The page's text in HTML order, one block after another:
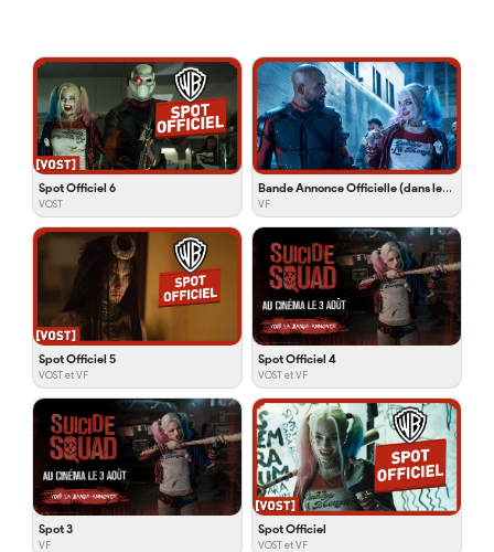
Spot Officiel 6
VOST
Bande Annonce Officielle (dans les cinémas)
VF
Spot Officiel 5
VOST et VF
Spot Officiel 4
VOST et VF
Spot 3
VF
Spot Officiel
VOST et VF